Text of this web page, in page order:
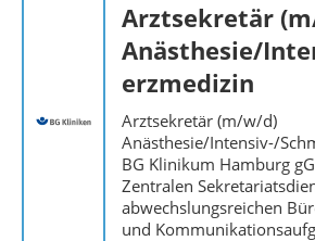
Arztsekretär
Anästhesie/
erzmedizin
Arztsekretär (m/w/d)
Anästhesie/Intensiv-/
BG Klinikum Hamburg
Zentralen
abwechslungsreichen
und